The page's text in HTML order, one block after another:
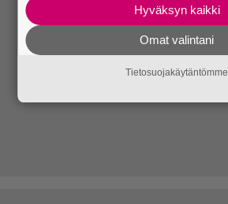
Hyväksyn kaikki
Omat valintani
Tietosuojakäytäntömme